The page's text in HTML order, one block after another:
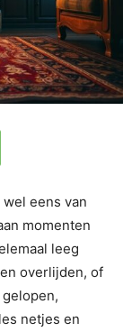
eens van
momenten
leeg
overlijden, of
netjes en